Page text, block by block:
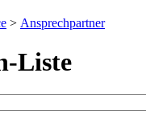
> Ansprechpartner
Liste